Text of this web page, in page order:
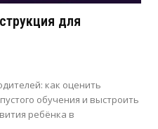
для
как оценить
обучения и выстроить
ребёнка в